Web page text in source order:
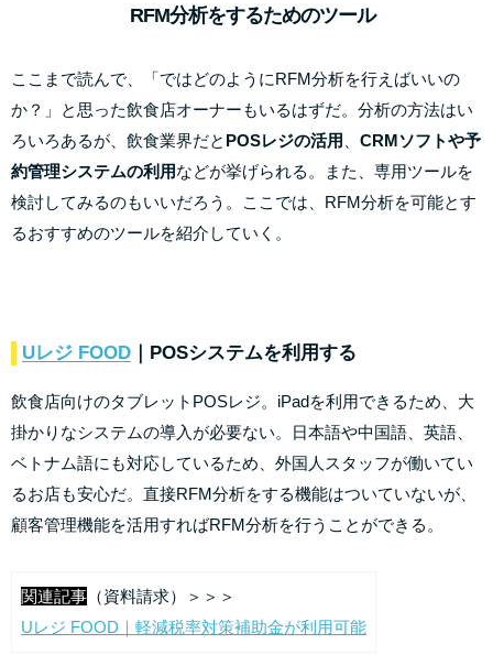
RFM分析をするためのツール
ここまで読んで、「ではどのようにRFM分析を行えばいいの
か？」と思った飲食店オーナーもいるはずだ。分析の方法はい
ろいろあるが、飲食業界だと POSレジの活用
CRMソフトや予
約管理システムの利用などが挙げられる。また、専用ツールを
検討してみるのもいいだろう。ここでは、RFM分析を可能とす
るおすすめのツールを紹介していく。
Uレジ FOOD ｜POSシステムを利用する
飲食店向けのタブレットPOSレジ。iPadを利用できるため、大
掛かりなシステムの導入が必要ない。日本語や中国語、英語、
ベトナム語にも対応しているため、外国人スタッフが働いてい
るお店も安心だ。直接RFM分析をする機能はついていないが、
顧客管理機能を活用すればRFM分析を行うことができる。
関連記事 （資料請求）＞＞＞
Uレジ FOOD｜軽減税率対策補助金が利用可能